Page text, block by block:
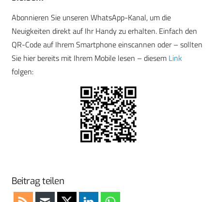
Abonnieren Sie unseren WhatsApp-Kanal, um die
Neuigkeiten direkt auf Ihr Handy zu erhalten. Einfach den
QR-Code auf Ihrem Smartphone einscannen oder – sollten
Sie hier bereits mit Ihrem Mobile lesen – diesem Link
folgen:
Beitrag teilen